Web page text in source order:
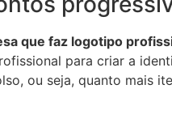
que faz logotipo
para criar a
ou seja, quanto mais